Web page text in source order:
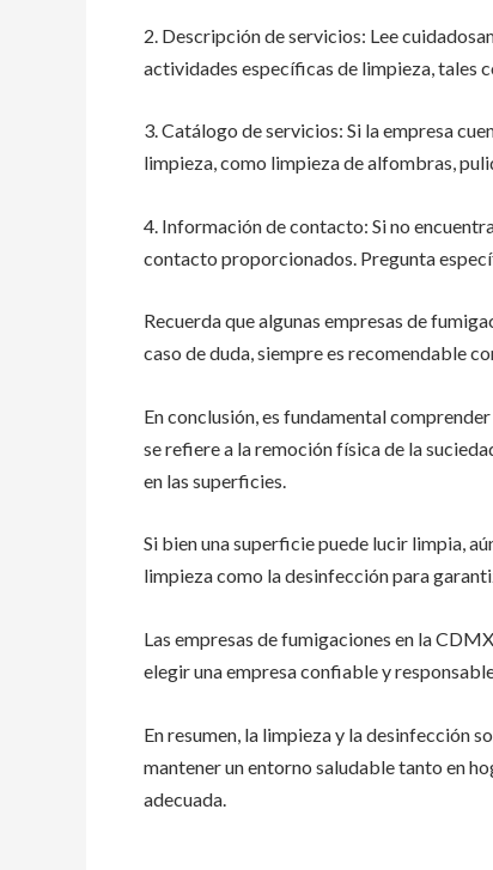
2. Descripción de servicios: Lee
actividades específicas de limpieza, tales
3. Catálogo de servicios: Si la empresa
limpieza, como limpieza de alfombras,
4. Información de contacto: Si no
contacto proporcionados. Pregunta
Recuerda que algunas empresas de
caso de duda, siempre es recomendable
En conclusión, es fundamental
se refiere a la remoción física de la
en las superficies.
Si bien una superficie puede lucir limpia,
limpieza como la desinfección para
Las empresas de fumigaciones en la
elegir una empresa confiable y
En resumen, la limpieza y la desinfección
mantener un entorno saludable tanto en
adecuada.